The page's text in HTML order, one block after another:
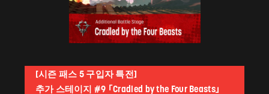
[시즌 패스 5 구입자 특전]
추가 스테이지 #9 「Cradled by the Four Beasts」